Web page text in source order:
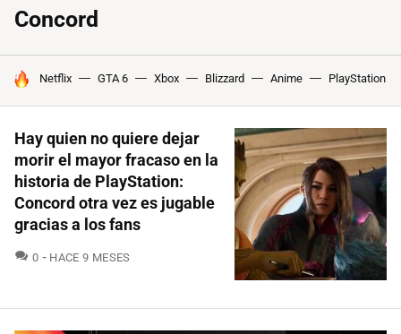
Concord
HOY SE HABLA DE
Netflix GTA 6 Xbox Blizzard Anime PlayStation
Hay quien no quiere dejar
morir el mayor fracaso en la
historia de PlayStation:
Concord otra vez es jugable
gracias a los fans
0 COMENTARIOS
HACE 9 MESES